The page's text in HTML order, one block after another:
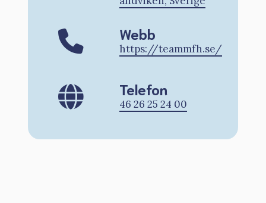
Webb
https://teammfh.se/
Telefon
46 26 25 24 00